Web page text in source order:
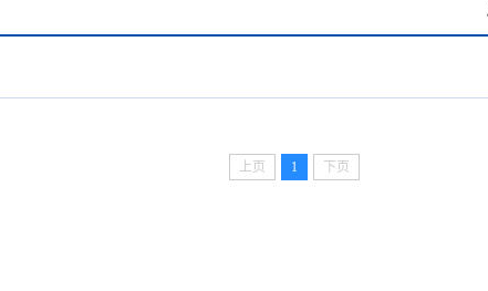
上页 1 下页